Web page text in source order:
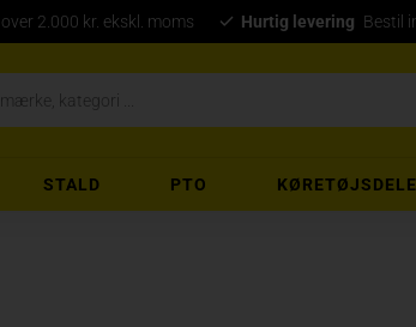
2.000 kr. ekskl. moms Hurtig levering Bestil
STALD PTO KØRETØJSDELE